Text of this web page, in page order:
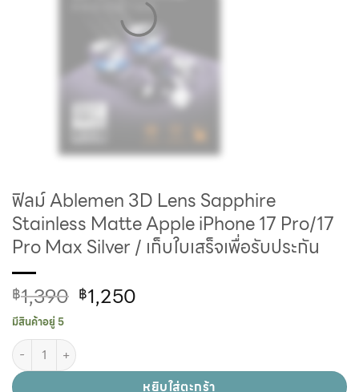
ฟิลม์ Ablemen 3D Lens Sapphire
Stainless Matte Apple iPhone 17 Pro/17
Pro Max Silver / เก็บใบเสร็จเพื่อรับประกัน
฿1,390 ฿1,250
มีสินค้าอยู่ 5
หยิบใส่ตะกร้า